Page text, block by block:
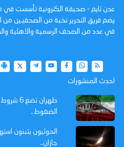
يضم فريق التحرير نخبة من الصحفيين من
في عدد من الصحف الرسمية والاهلية
احدث المنشورات
طهران
الضغوط..
الحوثيون يتبنون
جازان..